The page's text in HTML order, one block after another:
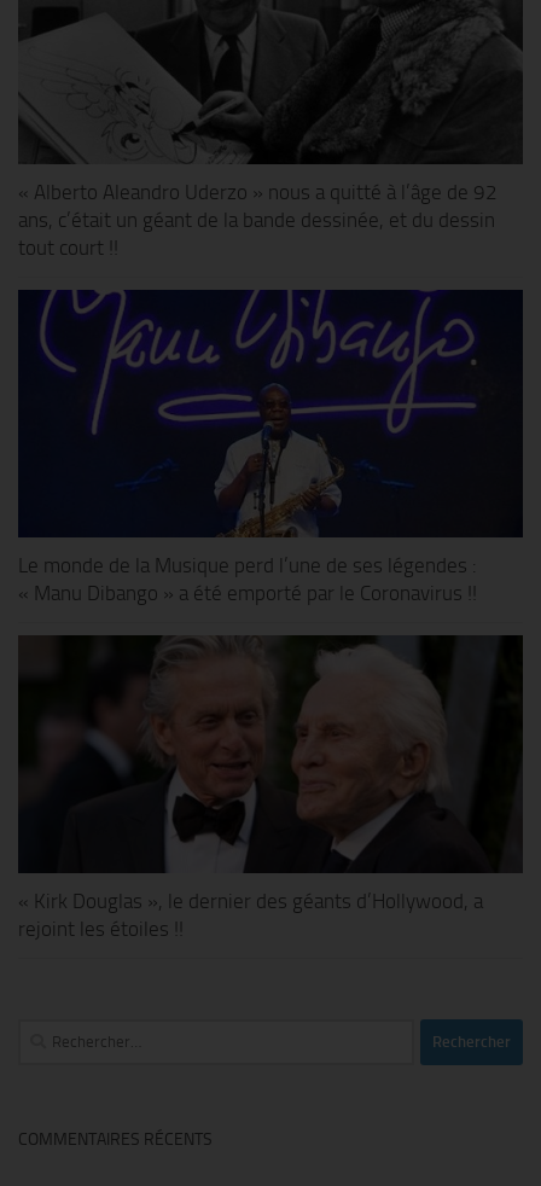
« Alberto Aleandro Uderzo » nous a quitté à l’âge de 92
ans, c’était un géant de la bande dessinée, et du dessin
tout court !!
Le monde de la Musique perd l’une de ses légendes :
« Manu Dibango » a été emporté par le Coronavirus !!
« Kirk Douglas », le dernier des géants d’Hollywood, a
rejoint les étoiles !!
Rechercher :
COMMENTAIRES RÉCENTS